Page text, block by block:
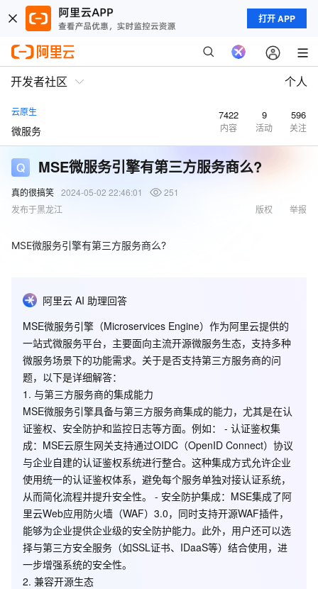
打开 APP
开发者社区 个人
云原生
微服务
7422
内容
9
活动
596
关注
MSE微服务引擎有第三方服务商么?
真的很搞笑 2024-05-02 22:46:01
251
发布于黑龙江
举报
版权
MSE微服务引擎有第三方服务商么?
阿里云 AI 助理回答
MSE微服务引擎（Microservices Engine）作为阿里云提供的
一站式微服务平台，主要面向主流开源微服务生态，支持多种
微服务场景下的功能需求。关于是否支持第三方服务商的问
题，以下是详细解答：
1. 与第三方服务商的集成能力
MSE微服务引擎具备与第三方服务商集成的能力，尤其是在认
证鉴权、安全防护和监控日志等方面。例如： - 认证鉴权集
成：MSE云原生网关支持通过OIDC（OpenID Connect）协议
与企业自建的认证鉴权系统进行整合。这种集成方式允许企业
使用统一的认证鉴权体系，避免每个服务单独对接认证系统，
从而简化流程并提升安全性。 - 安全防护集成：MSE集成了阿
里云Web应用防火墙（WAF）3.0，同时支持开源WAF插件，
能够为企业提供企业级的安全防护能力。此外，用户还可以选
择与第三方安全服务（如SSL证书、IDaaS等）结合使用，进
一步增强系统的安全性。
2. 兼容开源生态